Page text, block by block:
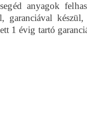
anyagok
garanciával készül,
1 évig tartó